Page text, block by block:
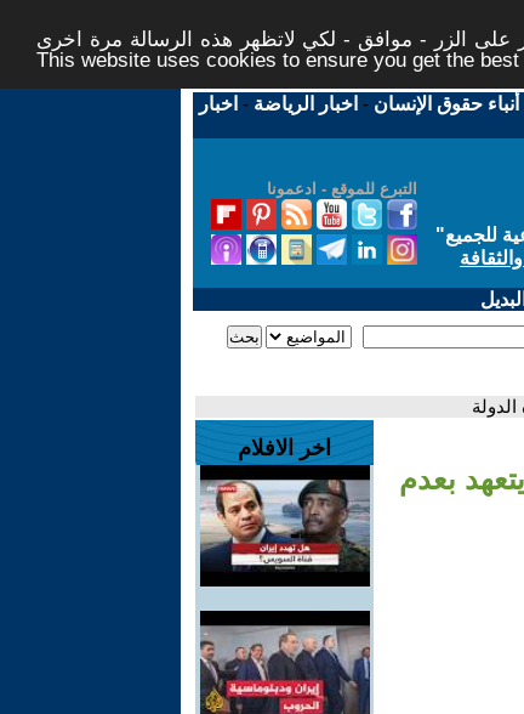
على الزر - موافق - لكي لاتظهر هذه الرسالة مرة اخرى -
This website uses cookies to ensure you get the
أنباء حقوق الإنسان - اخبار الرياضة - اخبار
التبرع للموقع - ادعمونا
للجميع"
بعدم
اخر الافلام